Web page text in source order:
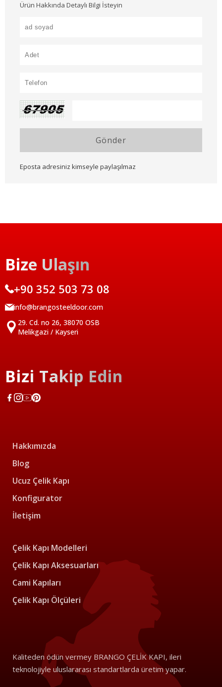
Ürün Hakkında Detaylı Bilgi İsteyin
Gönder
Eposta adresiniz kimseyle paylaşılmaz
Bize Ulaşın
+90 352 503 73 08
info@brangosteeldoor.com
29. Cd. no 26, 38070 OSB
Melikgazi / Kayseri
Bizi Takip Edin
Hakkımızda
Blog
Ucuz Çelik Kapı
Konfigurator
İletişim
Çelik Kapı Modelleri
Çelik Kapı Aksesuarları
Cami Kapıları
Çelik Kapı Ölçüleri
Kaliteden ödün vermey BRANGO ÇELİK KAPI, ileri
teknolojiyle uluslararası standartlarda üretim yapar.